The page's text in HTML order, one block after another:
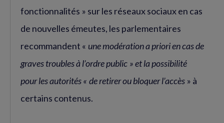
fonctionnalités » sur les réseaux sociaux en cas
de nouvelles émeutes, les parlementaires
recommandent « une modération a priori en cas de
graves troubles à l’ordre public » et la possibilité
pour les autorités « de retirer ou bloquer l’accès » à
certains contenus.